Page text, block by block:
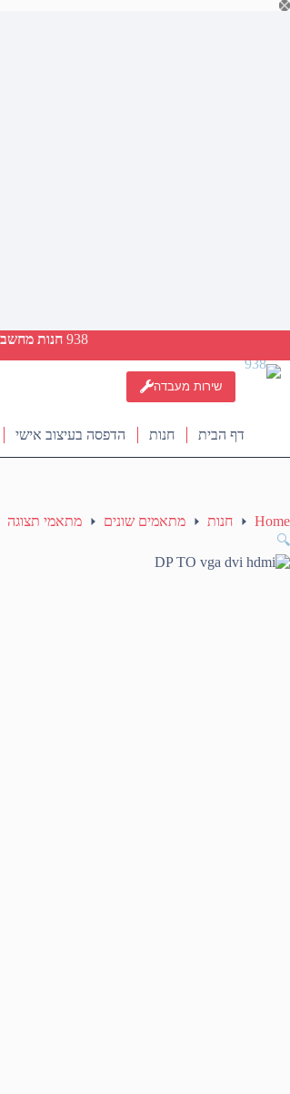
Skip
938 חנות
שירות מעבדה
דף הבית חנות הדפסה בעיצוב אישי
Home חנות מתאמים שונים מתאמי תצוגה
🔍